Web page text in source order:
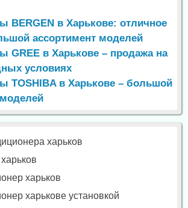
BERGEN в Харькове: отличное
ассортимент моделей
GREE в Харькове – продажа на
условиях
TOSHIBA в Харькове – большой
харьков
харьков
харькове установкой